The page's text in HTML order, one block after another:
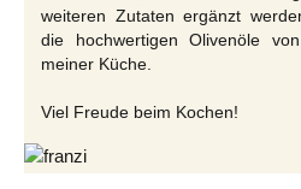
weiteren Zutaten ergänzt
die hochwertigen Olivenöle
meiner Küche.
Viel Freude beim Kochen!